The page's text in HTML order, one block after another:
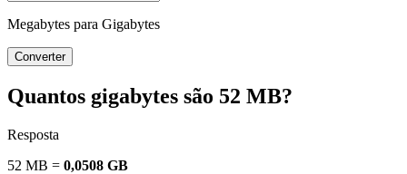
Megabytes para Gigabytes
Converter
Quantos gigabytes são 52 MB?
Resposta
52 MB = 0,0508 GB